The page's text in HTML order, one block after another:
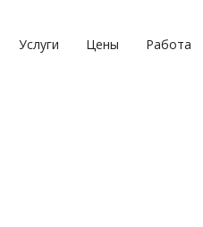
Услуги Цены Работа